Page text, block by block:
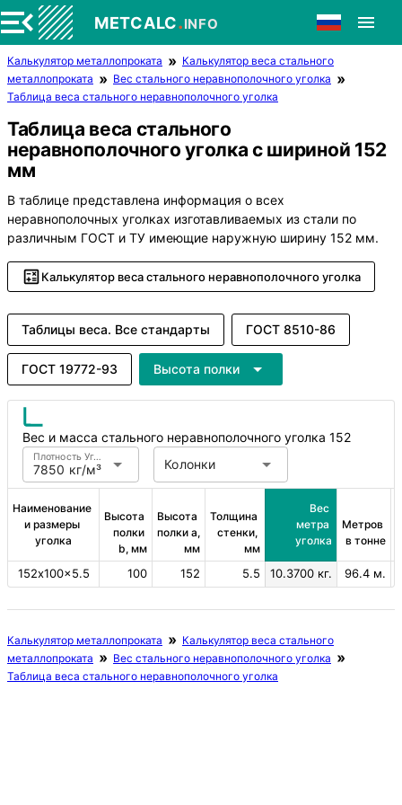
METCALC.INFO
Калькулятор металлопроката
Калькулятор веса стального
металлопроката
Вес стального неравнополочного уголка
Таблица веса стального неравнополочного уголка
Таблица веса стального
неравнополочного уголка с шириной 152
мм
В таблице представлена информация о всех
неравнополочных уголках изготавливаемых из стали по
различным ГОСТ и ТУ имеющие наружную ширину 152 мм.
Калькулятор веса стального неравнополочного уголка
Таблицы веса. Все стандарты ГОСТ 8510-86
ГОСТ 19772-93 Высота полки
Вес и масса стального неравнополочного уголка 152
7850 кг/м³
Плотность Углеродистая сталь Колонки
Наименование
и размеры
уголка
Высота
полки
b, мм
Высота
полки a,
мм
Толщина
стенки,
мм
Вес
метра
уголка
Метров
в тонне
152х100×5.5 100 152 5.5 10.3700 кг. 96.4 м.
Калькулятор металлопроката
Калькулятор веса стального
металлопроката
Вес стального неравнополочного уголка
Таблица веса стального неравнополочного уголка